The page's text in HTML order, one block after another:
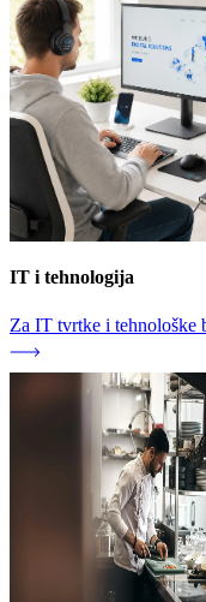
IT i tehnologija
Za IT tvrtke i tehnološke